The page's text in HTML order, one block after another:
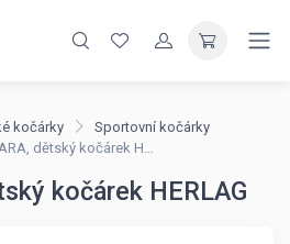
kočárky
Sportovní kočárky
dětský kočárek HERLAG
kočárek HERLAG